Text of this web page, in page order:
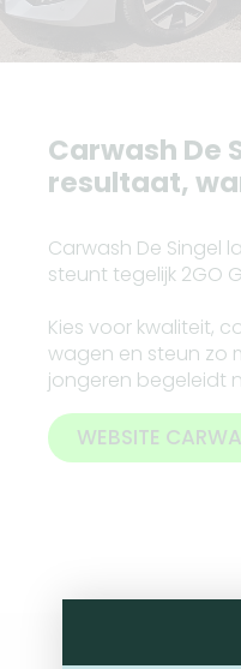
Carwash De
resultaat,
Carwash De Singel
steunt tegelijk 2GO
Kies voor kwaliteit,
wagen en steun zo
jongeren begeleidt
WEBSITE